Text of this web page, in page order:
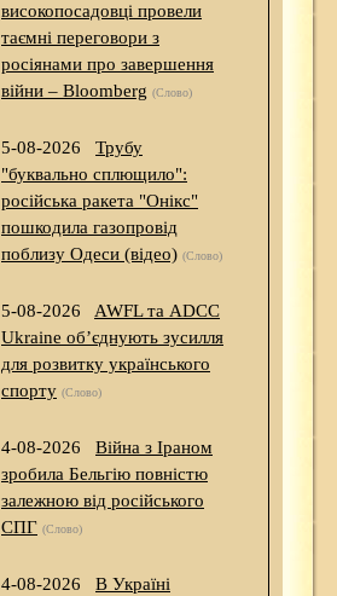
високопосадовці провели
таємні переговори з
росіянами про завершення
війни – Bloomberg (Слово)
5-08-2026
Трубу
"буквально сплющило":
російська ракета "Онікс"
пошкодила газопровід
поблизу Одеси (відео) (Слово)
5-08-2026
AWFL та ADCC
Ukraine об’єднують зусилля
для розвитку українського
спорту (Слово)
4-08-2026
Війна з Іраном
зробила Бельгію повністю
залежною від російського
СПГ (Слово)
4-08-2026
В Україні